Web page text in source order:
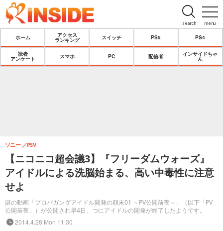
menu
search
ホーム
アクセス
ランキング
スイッチ PS5 PS4
読者
アンケート
スマホ PC 配信者
インサイドちゃ
ん
【ニコニコ超会議3】『フリーダムウォーズ』
アイドルによる洗脳始まる、高い中毒性に注意
せよ
謎の動画「プロパガンダアイドル開発の顛末01 ～PV公開前夜～」（以下「PV
公開前夜」）が公開され早4日、つにアイドルの開発が終了したようです。
ソニー PSV
2014.4.28 Mon 11:30